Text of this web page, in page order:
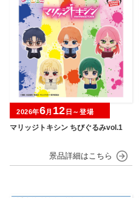
マリッジトキシン ちびぐるみvol.1
2026年6月 12 日～登場